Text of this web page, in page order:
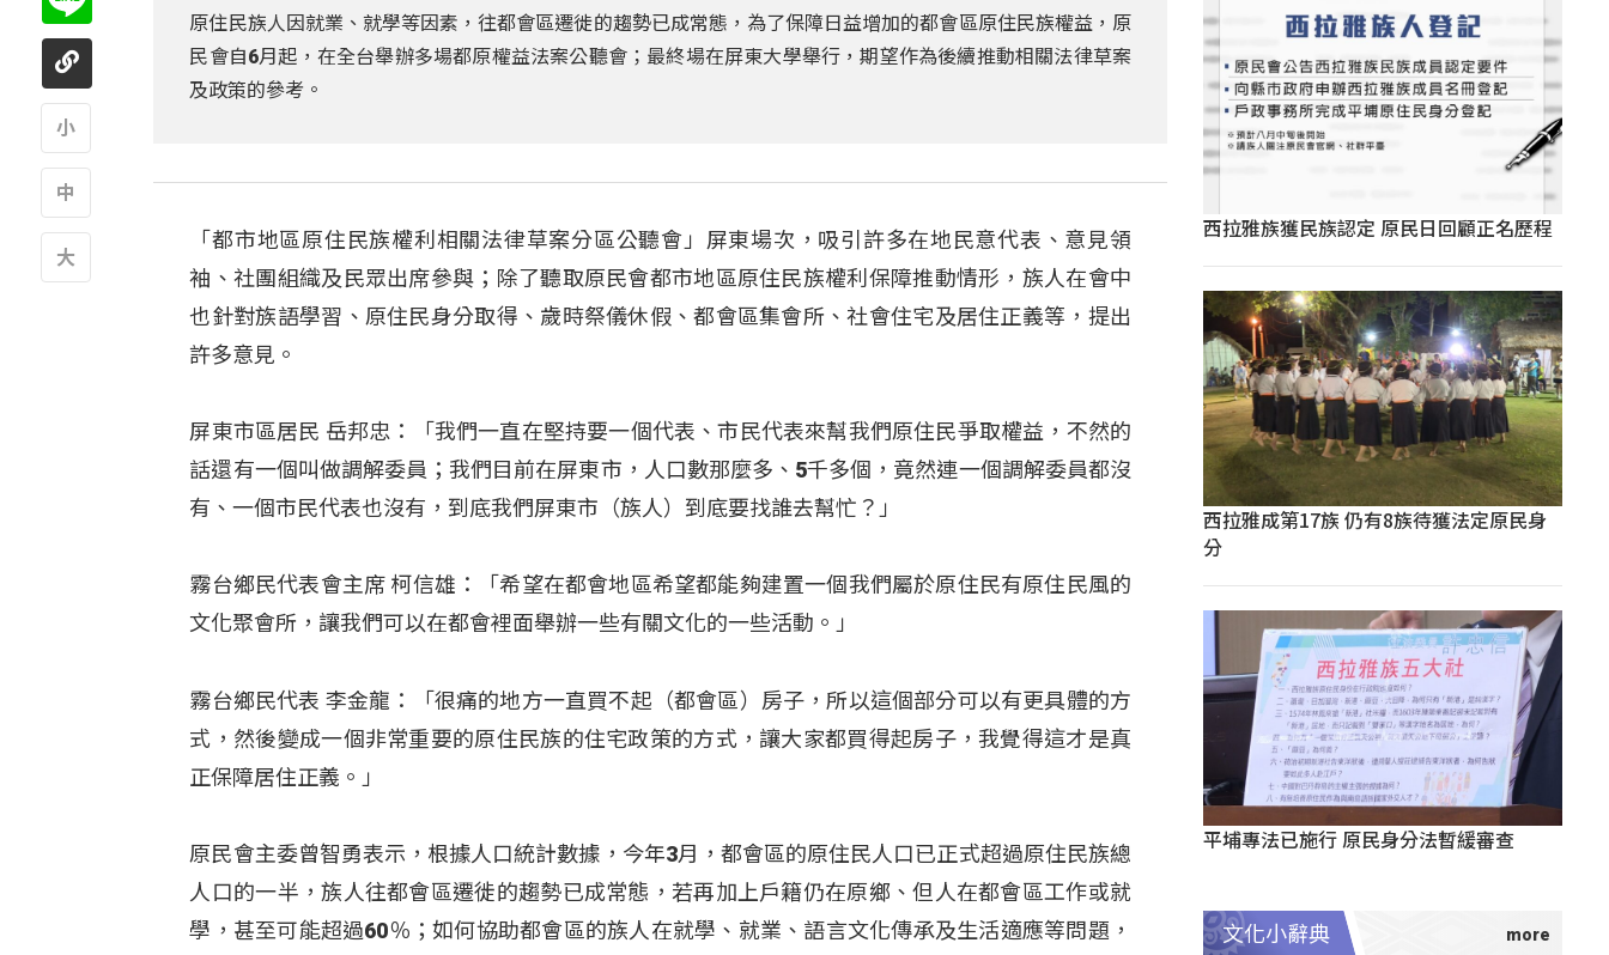
原住民族人因就業、就學等因素，往都會區遷徙的趨勢已成常態，為了保障日益增加的都會區原住民族權益，原
民會自6月起，在全台舉辦多場都原權益法案公聽會；最終場在屏東大學舉行，期望作為後續推動相關法律草案
及政策的參考。
「都市地區原住民族權利相關法律草案分區公聽會」屏東場次，吸引許多在地民意代表、意見領
袖、社團組織及民眾出席參與；除了聽取原民會都市地區原住民族權利保障推動情形，族人在會中
也針對族語學習、原住民身分取得、歲時祭儀休假、都會區集會所、社會住宅及居住正義等，提出
許多意見。
屏東市區居民 岳邦忠：「我們一直在堅持要一個代表、市民代表來幫我們原住民爭取權益，不然的
話還有一個叫做調解委員；我們目前在屏東市，人口數那麼多、5千多個，竟然連一個調解委員都沒
有、一個市民代表也沒有，到底我們屏東市（族人）到底要找誰去幫忙？」
霧台鄉民代表會主席 柯信雄：「希望在都會地區希望都能夠建置一個我們屬於原住民有原住民風的
文化聚會所，讓我們可以在都會裡面舉辦一些有關文化的一些活動。」
霧台鄉民代表 李金龍：「很痛的地方一直買不起（都會區）房子，所以這個部分可以有更具體的方
式，然後變成一個非常重要的原住民族的住宅政策的方式，讓大家都買得起房子，我覺得這才是真
正保障居住正義。」
原民會主委曾智勇表示，根據人口統計數據，今年3月，都會區的原住民人口已正式超過原住民族總
人口的一半，族人往都會區遷徙的趨勢已成常態，若再加上戶籍仍在原鄉、但人在都會區工作或就
學，甚至可能超過60％；如何協助都會區的族人在就學、就業、語言文化傳承及生活適應等問題，
西拉雅族獲民族認定 原民日回顧正名歷程
西拉雅成第17族 仍有8族待獲法定原民身
分
平埔專法已施行 原民身分法暫緩審查
文化小辭典